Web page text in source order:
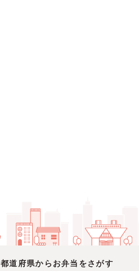
都道府県からお弁当をさがす